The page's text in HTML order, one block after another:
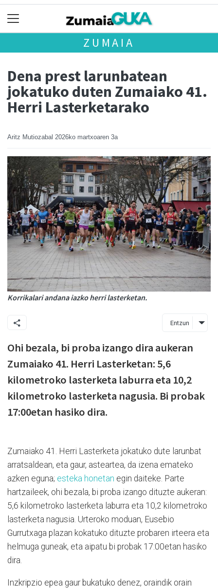
ZUMAIA
Dena prest larunbatean
jokatuko duten Zumaiako 41.
Herri Lasterketarako
Aritz Mutiozabal 2026ko martxoaren 3a
Korrikalari andana iazko herri lasterketan.
Entzun
Ohi bezala, bi proba izango dira aukeran
Zumaiako 41. Herri Lasterketan: 5,6
kilometroko lasterketa laburra eta 10,2
kilometroko lasterketa nagusia. Bi probak
17:00etan hasiko dira.
Zumaiako 41. Herri Lasterketa jokatuko dute larunbat
arratsaldean, eta gaur, asteartea, da izena emateko
azken eguna; esteka honetan egin daiteke. Parte
hartzaileek, ohi bezala, bi proba izango dituzte aukeran:
5,6 kilometroko lasterketa laburra eta 10,2 kilometroko
lasterketa nagusia. Urteroko moduan, Eusebio
Gurrutxaga plazan kokatuko dituzte probaren irteera eta
helmuga guneak, eta aipatu bi probak 17:00etan hasiko
dira.
Inzkripzio epea gaur bukatuko denez, oraindik orain